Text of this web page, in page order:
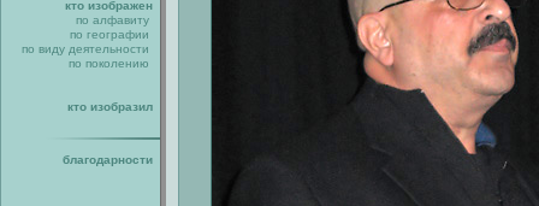
кто изображен
по алфавиту
по географии
по виду деятельности
по поколению
кто изобразил
благодарности